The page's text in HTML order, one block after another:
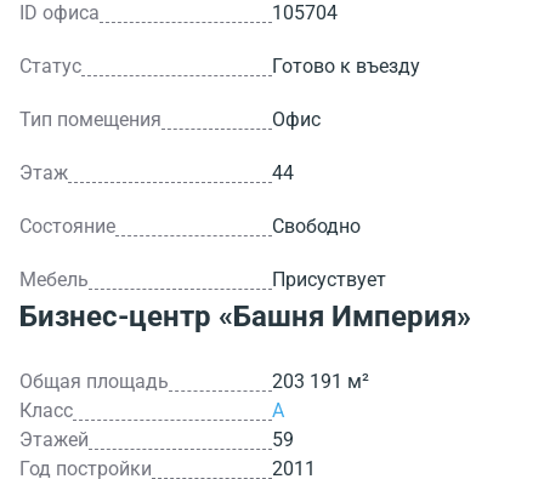
ID офиса 105704
Статус Готово к въезду
Тип помещения Офис
Этаж 44
Состояние Свободно
Мебель Присуствует
Бизнес-центр «Башня Империя»
Общая площадь
203 191 м²
Класс
A
Этажей
59
Год постройки
2011